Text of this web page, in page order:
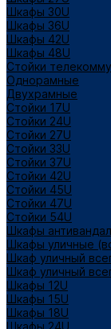
Шкафы 30U
Шкафы 36U
Шкафы 42U
Шкафы 48U
Стойки
Однорамные
Двухрамные
Стойки 17U
Стойки 24U
Стойки 27U
Стойки 33U
Стойки 37U
Стойки 42U
Стойки 45U
Стойки 47U
Стойки 54U
Шкафы
Шкафы уличные
Шкаф уличный
Шкаф уличный
Шкафы 12U
Шкафы 15U
Шкафы 18U
Шкафы 24U